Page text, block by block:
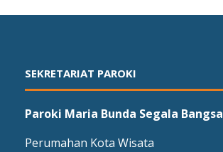
SEKRETARIAT PAROKI
Paroki Maria Bunda Segala Bangsa
Perumahan Kota Wisata